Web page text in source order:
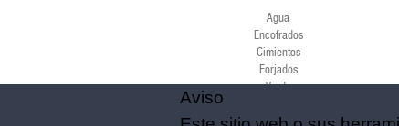
Agua
Encofrados
Cimientos
Forjados
Verde
Deporte
Aviso